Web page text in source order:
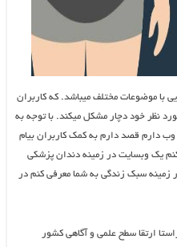
با موضوعات مختلف میباشد. که کاربران
نظر خود دچار مشکل میکند. با توجه به
وب دارم قصد دارم به کمک کاربران بیام
معرفی کنم یک وبسایت در زمینه دندان پزشکی
پزشکی و ۳ وبسایت در زمینه سبک زندگی به شما معرفی کنم در
ارتقا سطح علمی و آگاهی کشور